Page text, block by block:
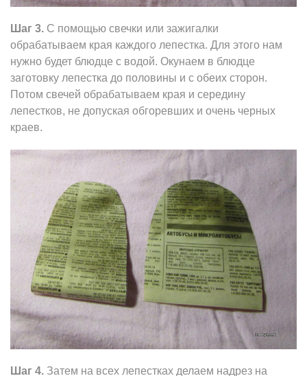
Шаг 3. С помощью свечки или зажигалки
обрабатываем края каждого лепестка. Для этого нам
нужно будет блюдце с водой. Окунаем в блюдце
заготовку лепестка до половины и с обеих сторон.
Потом свечей обрабатываем края и середину
лепестков, не допуская обгоревших и очень черных
краев.
Шаг 4. Затем на всех лепестках делаем надрез на